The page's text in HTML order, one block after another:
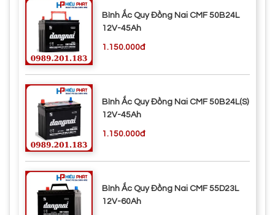
Bình Ắc Quy Đồng Nai CMF 50B24L
12V-45Ah
1.150.000đ
Bình Ắc Quy Đồng Nai CMF 50B24L(S)
12V-45Ah
1.150.000đ
Bình Ắc Quy Đồng Nai CMF 55D23L
12V-60Ah